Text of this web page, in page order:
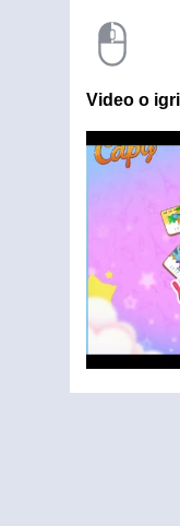
Video o igri